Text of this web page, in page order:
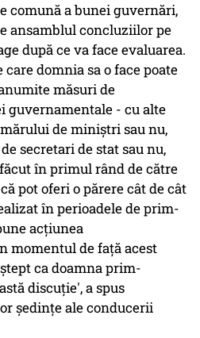
comună a bunei guvernări,
ansamblul concluziilor pe
după ce va face evaluarea.
care domnia sa o face poate
măsuri de
guvernamentale - cu alte
de miniştri sau nu,
secretari de stat sau nu,
în primul rând de către
pot oferi o părere cât de cât
în perioadele de prim-
acţiunea
momentul de faţă acest
ca doamna prim-
discuţie', a spus
şedinţe ale conducerii